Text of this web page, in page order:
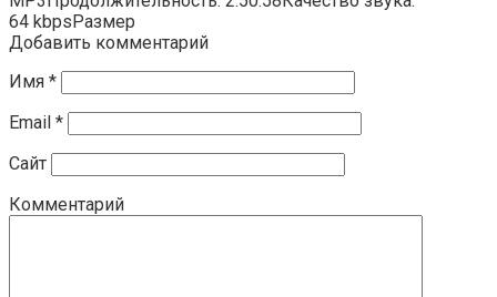
64 kbpsРазмер
Добавить комментарий
Имя *
Email *
Сайт
Комментарий